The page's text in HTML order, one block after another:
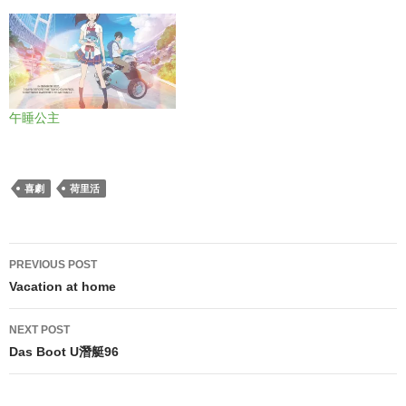
午睡公主
喜劇 荷里活
Post
navigation
PREVIOUS POST
Vacation at home
NEXT POST
Das Boot U潛艇96